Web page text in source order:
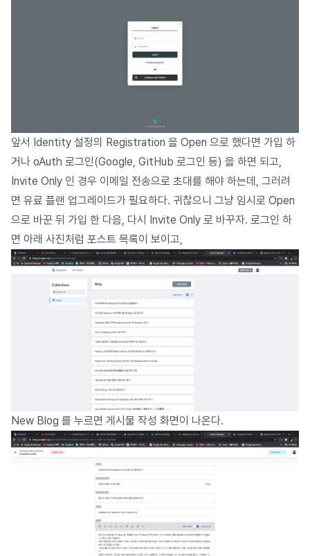
앞서 Identity 설정의 Registration 을 Open 으로 했다면 가입 하
거나 oAuth 로그인(Google, GitHub 로그인 등) 을 하면 되고,
Invite Only 인 경우 이메일 전송으로 초대를 해야 하는데, 그러려
면 유료 플랜 업그레이드가 필요하다. 귀찮으니 그냥 임시로 Open
으로 바꾼 뒤 가입 한 다음, 다시 Invite Only 로 바꾸자. 로그인 하
면 아래 사진처럼 포스트 목록이 보이고,
New Blog 를 누르면 게시물 작성 화면이 나온다.